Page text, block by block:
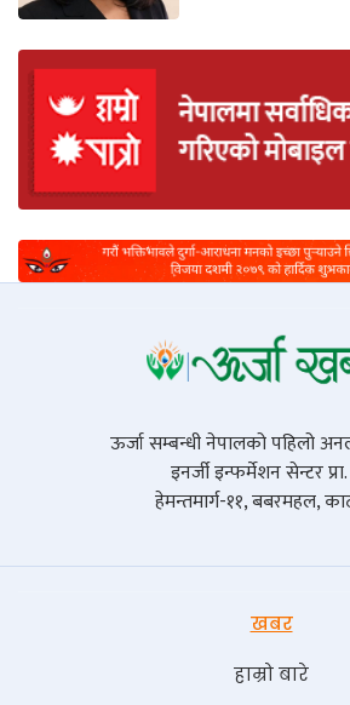
ऊर्जा सम्बन्धी नेपालको पहिलो
इनर्जी इन्फर्मेशन सेन्टर
हेमन्तमार्ग-११, बबरमहल,
खबर
हाम्रो बारे